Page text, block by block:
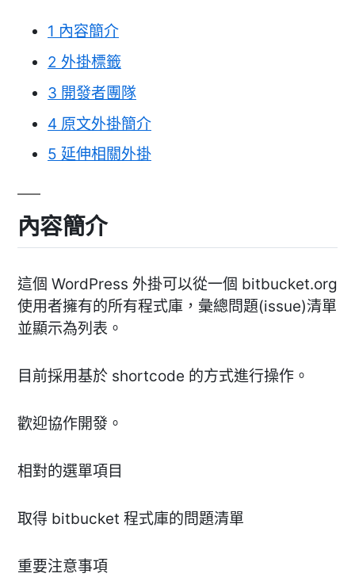
1 內容簡介
2 外掛標籤
3 開發者團隊
4 原文外掛簡介
5 延伸相關外掛
內容簡介
這個 WordPress 外掛可以從一個 bitbucket.org
使用者擁有的所有程式庫，彙總問題(issue)清單
並顯示為列表。
目前採用基於 shortcode 的方式進行操作。
歡迎協作開發。
相對的選單項目
取得 bitbucket 程式庫的問題清單
重要注意事項